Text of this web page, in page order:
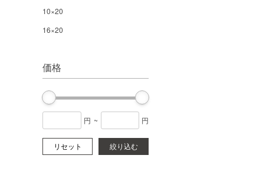
10×20
16×20
価格
円 ~ 円
リセット 絞り込む